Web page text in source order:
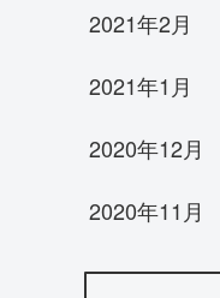
2021年2月
2021年1月
2020年12月
2020年11月